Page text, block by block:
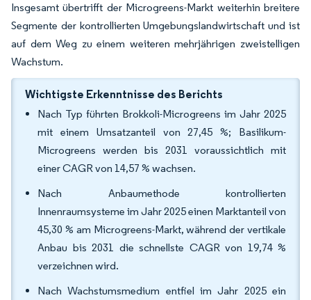
Insgesamt übertrifft der Microgreens-Markt weiterhin breitere
Segmente der kontrollierten Umgebungslandwirtschaft und ist
auf dem Weg zu einem weiteren mehrjährigen zweistelligen
Wachstum.
Wichtigste Erkenntnisse des Berichts
Nach Typ führten Brokkoli-Microgreens im Jahr 2025
mit einem Umsatzanteil von 27,45 %; Basilikum-
Microgreens werden bis 2031 voraussichtlich mit
einer CAGR von 14,57 % wachsen.
Nach Anbaumethode kontrollierten
Innenraumsysteme im Jahr 2025 einen Marktanteil von
45,30 % am Microgreens-Markt, während der vertikale
Anbau bis 2031 die schnellste CAGR von 19,74 %
verzeichnen wird.
Nach Wachstumsmedium entfiel im Jahr 2025 ein